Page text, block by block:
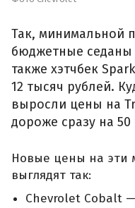
Так, минимальной
бюджетные седаны
также хэтчбек
12 тысяч рублей.
выросли цены на
дороже сразу на
Новые цены на эти
выглядят так:
Chevrolet Cobalt